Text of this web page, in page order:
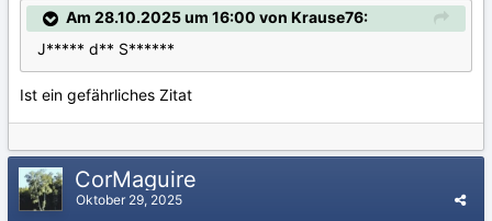
Am 28.10.2025 um 16:00 von Krause76:
J***** d** S******
Ist ein gefährliches Zitat
CorMaguire
Oktober 29, 2025